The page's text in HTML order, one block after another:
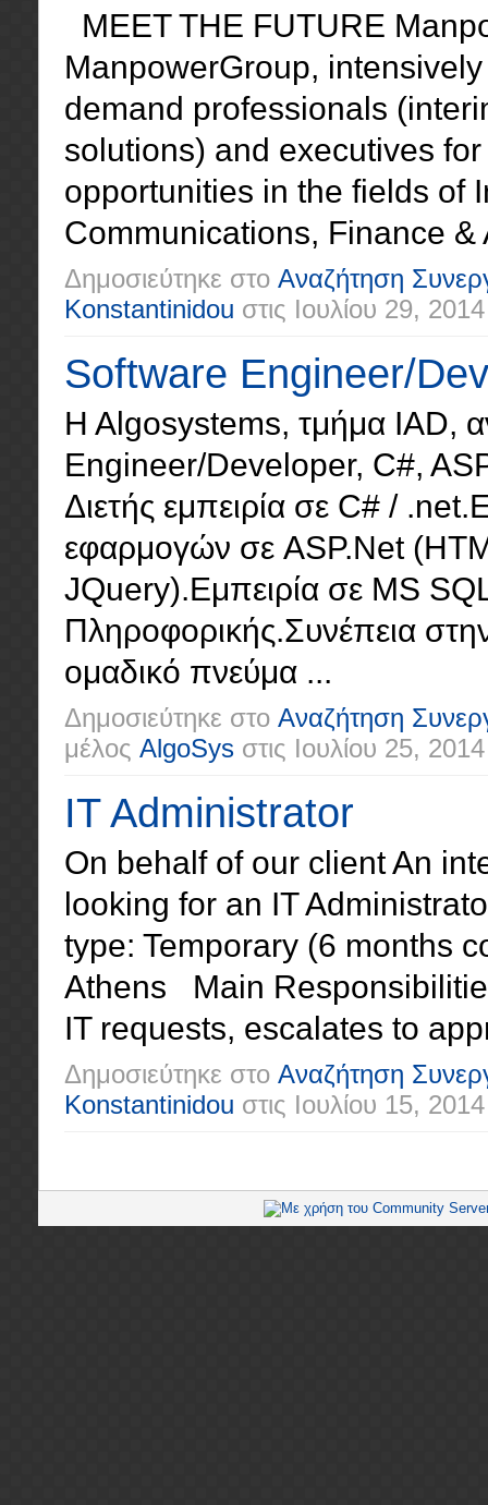
MEET THE FUTURE
ManpowerGroup,
demand professionals
solutions) and executives
opportunities in the fields of
Communications, Finance
Δημοσιεύτηκε στο Αναζήτηση
Konstantinidou στις Ιουλίου 29, 2014
Software Engineer/
H Algosystems, τμήμα IAD,
Engineer/Developer, C#,
Διετής εμπειρία σε C# /
εφαρμογών σε ASP.Net
JQuery).Εμπειρία σε MS
Πληροφορικής.Συνέπεια
ομαδικό πνεύμα ...
Δημοσιεύτηκε στο Αναζήτηση
μέλος AlgoSys στις Ιουλίου 25, 2014
IT Administrator
On behalf of our client An
looking for an IT
type: Temporary (6 months
Athens Main
IT requests, escalates to
Δημοσιεύτηκε στο Αναζήτηση
Konstantinidou στις Ιουλίου 15, 2014